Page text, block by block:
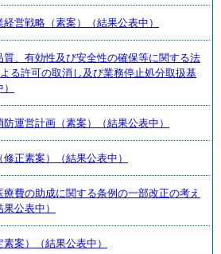
営戦略（素案）（結果公表中）
質、有効性及び安全性の確保等に関する法
る許可の取消し及び業務停止処分取扱基
運営計画（素案）（結果公表中）
正素案）（結果公表中）
費の助成に関する条例の一部改正の考え
公表中）
案）（結果公表中）